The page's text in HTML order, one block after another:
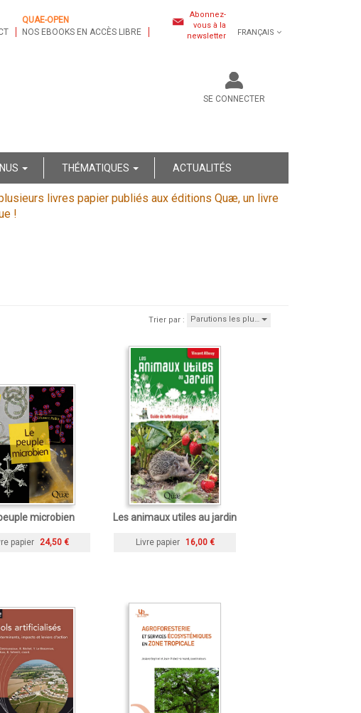
QUAE-OPEN
NOS EBOOKS EN ACCÈS LIBRE
Abonnez-
vous à la
newsletter
FRANÇAIS
SE CONNECTER
THÉMATIQUES ACTUALITÉS
livres papier publiés aux éditions Quæ, un livre
!
Trier par : Parutions les plu…
microbien
papier 24,50 €
Les animaux utiles au jardin
Livre papier 16,00 €